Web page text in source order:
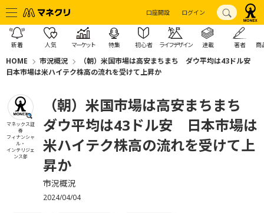
口座開設 ログイン
新着 人気 マーケット 特集 初心者 ライフデザイン 連載 著者 商
HOME 市況概況
（朝）米国市場は高安まちまち ダウ平均は43ドル安
日本市場は米ハイテク株高の流れを受けて上昇か
マネックス証
券
フィナンシャ
ル・
インテリジェ
ンス部
（朝）米国市場は高安まちまち
ダウ平均は43ドル安 日本市場は
米ハイテク株高の流れを受けて上
昇か
市況概況
2024/04/04